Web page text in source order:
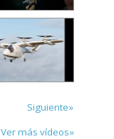
Siguiente»
Ver más vídeos»